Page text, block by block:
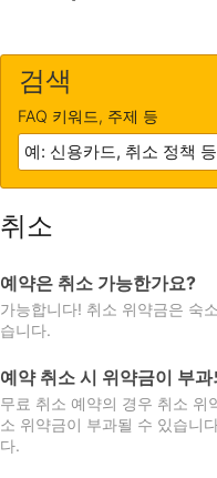
검색
FAQ 키워드, 주제 등
취소
예약은 취소 가능한가요?
가능합니다! 취소 위약금은 숙
습니다.
예약 취소 시 위약금이 부
무료 취소 예약의 경우 취소 위
소 위약금이 부과될 수 있습니
다.